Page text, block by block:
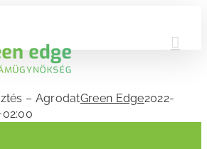
– AgrodatGreen Edge2022-